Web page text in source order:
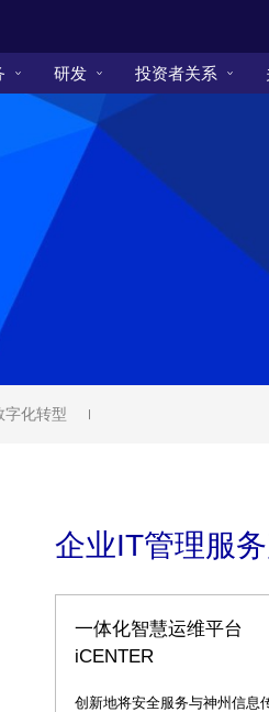
研发 投资者关系
字化转型
企业IT管理服
一体化智慧运维平台
iCENTER
创新地将安全服务与神州信息